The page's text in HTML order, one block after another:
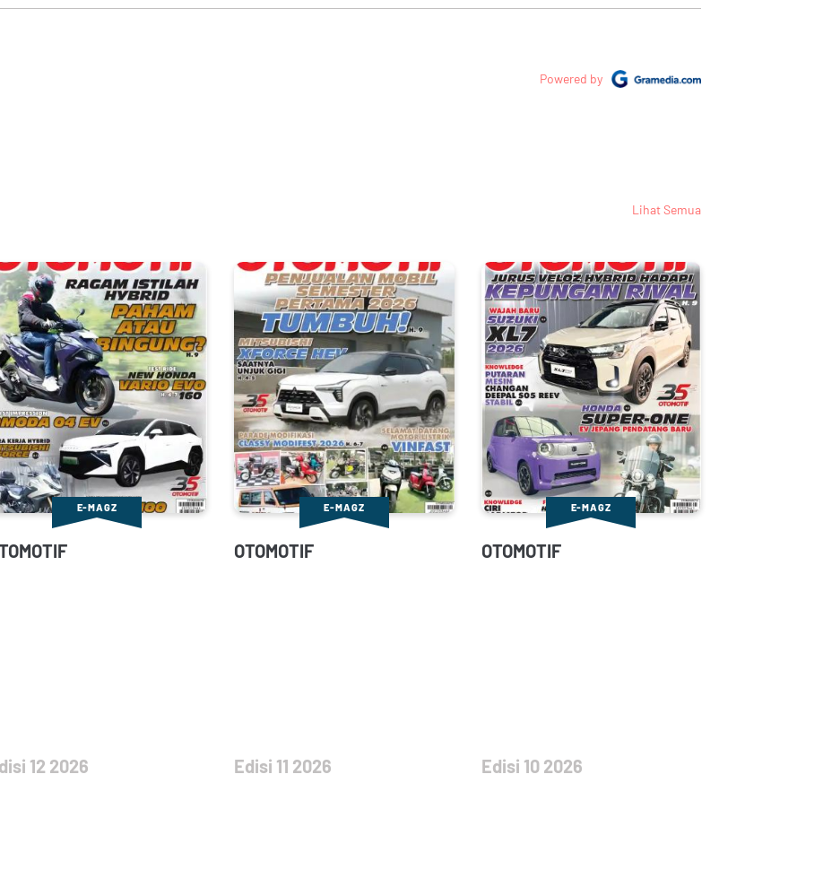
Powered by
Lihat Semua
E-MAGZ
12 2026
E-MAGZ
OTOMOTIF
Edisi 11 2026
E-MAGZ
OTOMOTIF
Edisi 10 2026